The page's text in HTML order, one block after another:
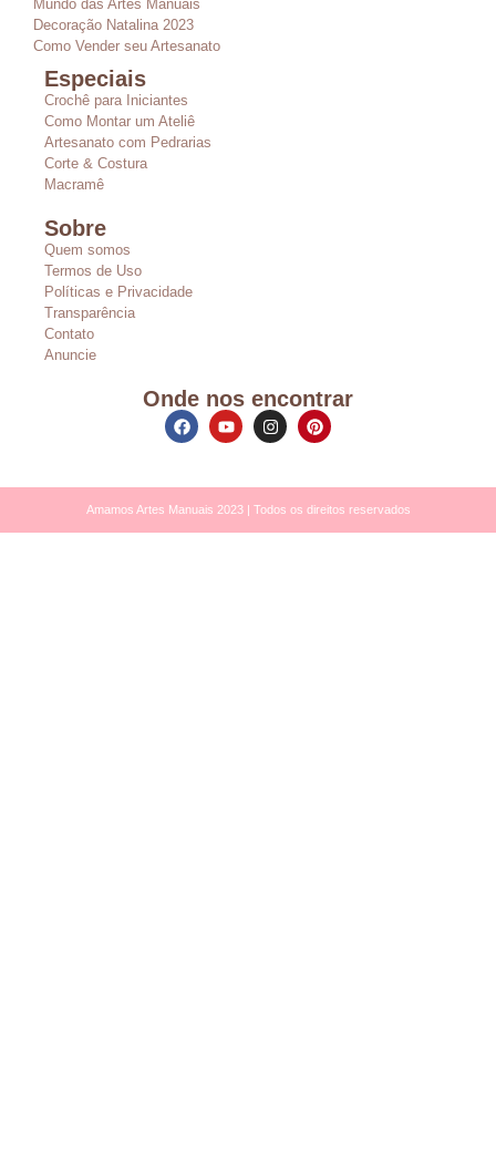
Mundo das Artes Manuais
Decoração Natalina 2023
Como Vender seu Artesanato
Especiais
Crochê para Iniciantes
Como Montar um Ateliê
Artesanato com Pedrarias
Corte & Costura
Macramê
Sobre
Quem somos
Termos de Uso
Políticas e Privacidade
Transparência
Contato
Anuncie
Onde nos encontrar
Amamos Artes Manuais 2023 | Todos os direitos reservados